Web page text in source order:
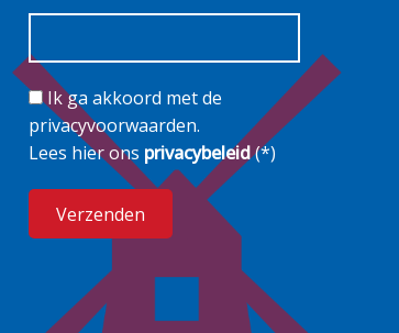
Ik ga akkoord met de
privacyvoorwaarden.
Lees hier ons privacybeleid(*)